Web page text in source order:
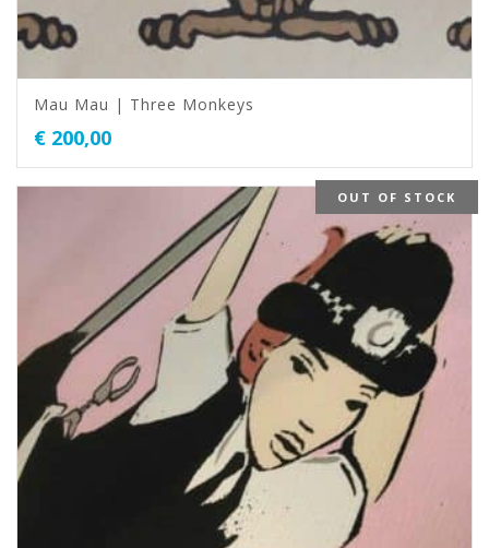
Mau Mau | Three Monkeys
€ 200,00
OUT OF STOCK